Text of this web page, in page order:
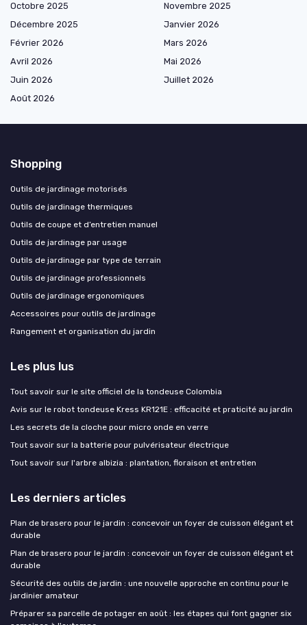
Octobre 2025
Novembre 2025
Décembre 2025
Janvier 2026
Février 2026
Mars 2026
Avril 2026
Mai 2026
Juin 2026
Juillet 2026
Août 2026
Shopping
Outils de jardinage motorisés
Outils de jardinage thermiques
Outils de coupe et d’entretien manuel
Outils de jardinage par usage
Outils de jardinage par type de terrain
Outils de jardinage professionnels
Outils de jardinage ergonomiques
Accessoires pour outils de jardinage
Rangement et organisation du jardin
Les plus lus
Tout savoir sur le site officiel de la tondeuse Colombia
Avis sur le robot tondeuse Kress KR121E : efficacité et praticité au jardin
Les secrets de la cloche pour micro onde en verre
Tout savoir sur la batterie pour pulvérisateur électrique
Tout savoir sur l'arbre albizia : plantation, floraison et entretien
Les derniers articles
Plan de brasero pour le jardin : concevoir un foyer de cuisson élégant et
durable
Plan de brasero pour le jardin : concevoir un foyer de cuisson élégant et
durable
Sécurité des outils de jardin : une nouvelle approche en continu pour le
jardinier amateur
Préparer sa parcelle de potager en août : les étapes qui font gagner six